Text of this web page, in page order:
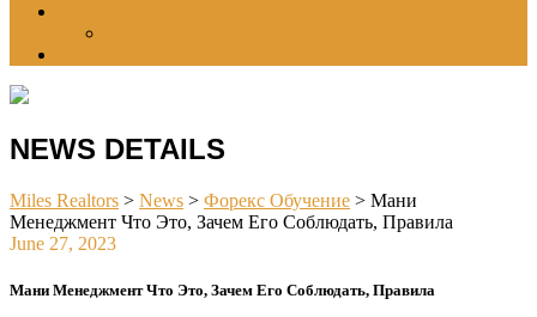
NEWS DETAILS
Miles Realtors > News > Форекс Обучение > Мани
Менеджмент Что Это, Зачем Его Соблюдать, Правила
June 27, 2023
Мани Менеджмент Что Это, Зачем Его Соблюдать, Правила